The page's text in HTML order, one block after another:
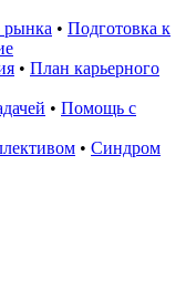
рынка • Подготовка к
• План карьерного
• Помощь с
• Синдром